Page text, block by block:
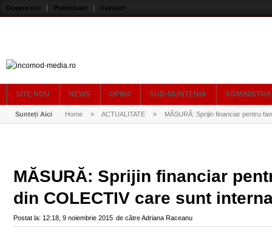
Despre noi Publicitate Contact
SITE NOU NEWS OPINII SUD-MUNTENIA
Sunteți Aici Home » ACTUALITATE » MĂSURĂ: Sprijin financiar pentru
MĂSURĂ: Sprijin financiar
din COLECTIV care sunt
Postat la: 12:18, 9 noiembrie 2015 de cătreAdriana Raceanu